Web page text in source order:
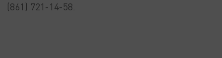
(861) 721-14-58.